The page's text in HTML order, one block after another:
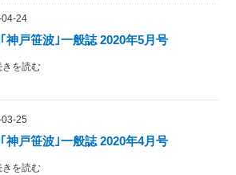
24
神戸笹波｣一般誌 2020年5月号
を読む
25
神戸笹波｣一般誌 2020年4月号
を読む